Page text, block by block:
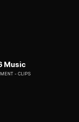
Music
CLIPS